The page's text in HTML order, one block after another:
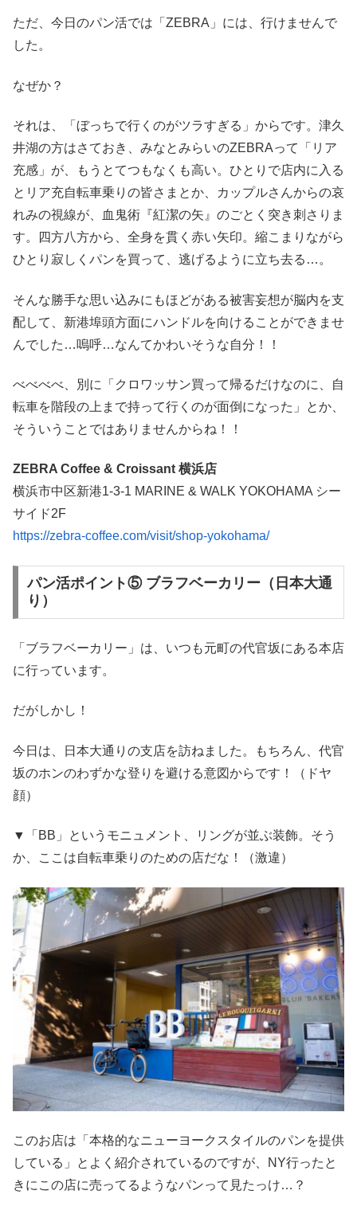
ただ、今日のパン活では「ZEBRA」には、行けませんで
した。
なぜか？
それは、「ぼっちで行くのがツラすぎる」からです。津久
井湖の方はさておき、みなとみらいのZEBRAって「リア
充感」が、もうとてつもなくも高い。ひとりで店内に入る
とリア充自転車乗りの皆さまとか、カップルさんからの哀
れみの視線が、血鬼術『紅潔の矢』のごとく突き刺さりま
す。四方八方から、全身を貫く赤い矢印。縮こまりながら
ひとり寂しくパンを買って、逃げるように立ち去る…。
そんな勝手な思い込みにもほどがある被害妄想が脳内を支
配して、新港埠頭方面にハンドルを向けることができませ
んでした…嗚呼…なんてかわいそうな自分！！
べべべべ、別に「クロワッサン買って帰るだけなのに、自
転車を階段の上まで持って行くのが面倒になった」とか、
そういうことではありませんからね！！
ZEBRA Coffee & Croissant 横浜店
横浜市中区新港1-3-1 MARINE & WALK YOKOHAMA シー
サイド2F
https://zebra-coffee.com/visit/shop-yokohama/
パン活ポイント⑤ ブラフベーカリー（日本大通
り）
「ブラフベーカリー」は、いつも元町の代官坂にある本店
に行っています。
だがしかし！
今日は、日本大通りの支店を訪ねました。もちろん、代官
坂のホンのわずかな登りを避ける意図からです！（ドヤ
顔）
▼「BB」というモニュメント、リングが並ぶ装飾。そう
か、ここは自転車乗りのための店だな！（激違）
このお店は「本格的なニューヨークスタイルのパンを提供
している」とよく紹介されているのですが、NY行ったと
きにこの店に売ってるようなパンって見たっけ…？